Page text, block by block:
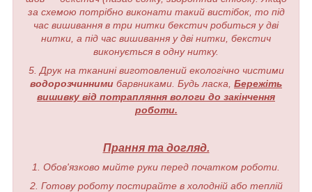
за схемою потрібно виконати такий вистібок, то під
час вишивання в три нитки бекстич робиться у дві
нитки, а під час вишивання у дві нитки, бекстич
виконується в одну нитку.
5. Друк на тканині виготовлений екологічно чистими
водорозчинними барвниками. Будь ласка, Бережіть
вишивку від потрапляння вологи до закінчення
роботи.
Прання та догляд.
1. Обов'язково мийте руки перед початком роботи.
2. Готову роботу постирайте в холодній або теплій